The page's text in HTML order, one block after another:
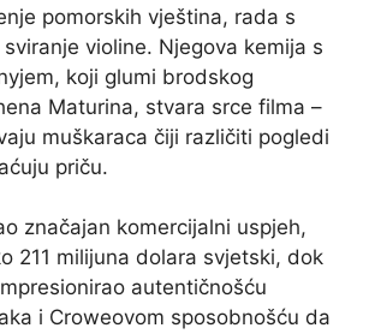
pomorskih vještina, rada s
violine. Njegova kemija s
koji glumi brodskog
Maturina, stvara srce filma –
muškaraca čiji različiti pogledi
priču.
značajan komercijalni uspjeh,
211 milijuna dolara svjetski, dok
autentičnošću
i Croweovom sposobnošću da